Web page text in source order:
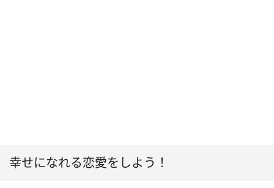
幸せになれる恋愛をしよう！